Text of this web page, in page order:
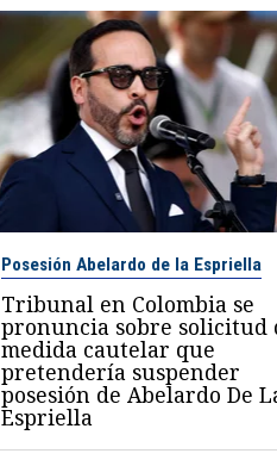
Posesión Abelardo de la Espriella
Tribunal en Colombia se
pronuncia sobre solicitud
medida cautelar que
pretendería suspender
posesión de Abelardo De
Espriella